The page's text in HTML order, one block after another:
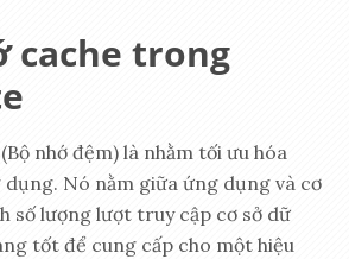
cache trong
nhớ đệm) là nhằm tối ưu hóa
dụng. Nó nằm giữa ứng dụng và cơ
số lượng lượt truy cập cơ sở dữ
tốt để cung cấp cho một hiệu